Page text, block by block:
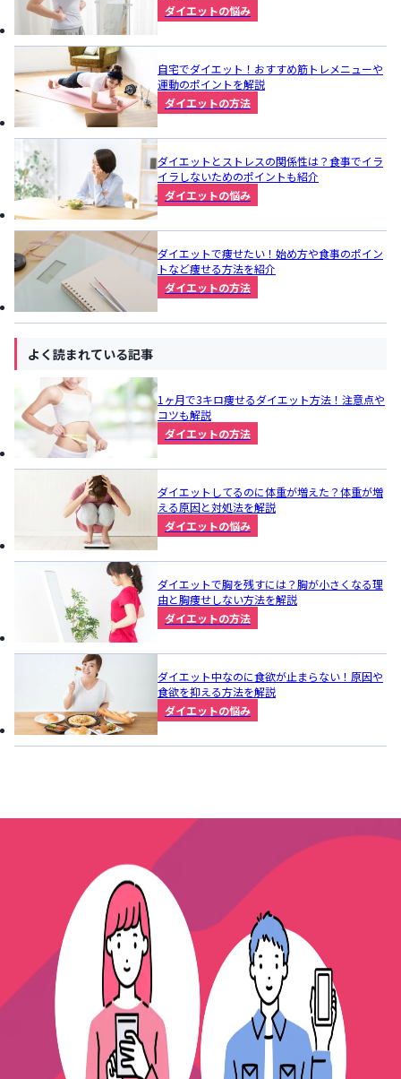
ダイエットの悩み
自宅でダイエット！おすすめ筋トレメニューや
運動のポイントを解説
ダイエットの方法
ダイエットとストレスの関係性は？食事でイラ
イラしないためのポイントも紹介
ダイエットの悩み
ダイエットで痩せたい！始め方や食事のポイン
トなど痩せる方法を紹介
ダイエットの方法
よく読まれている記事
1ヶ月で3キロ痩せるダイエット方法！注意点や
コツも解説
ダイエットの方法
ダイエットしてるのに体重が増えた？体重が増
える原因と対処法を解説
ダイエットの悩み
ダイエットで胸を残すには？胸が小さくなる理
由と胸痩せしない方法を解説
ダイエットの方法
ダイエット中なのに食欲が止まらない！原因や
食欲を抑える方法を解説
ダイエットの悩み